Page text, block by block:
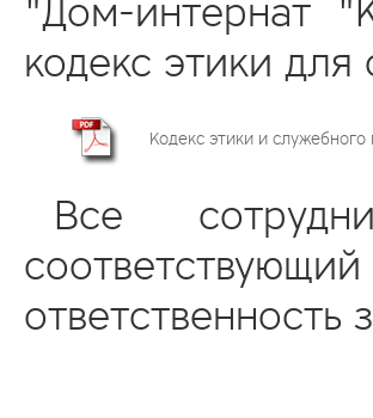
"Дом-интернат
кодекс этики для
Кодекс этики и
Все